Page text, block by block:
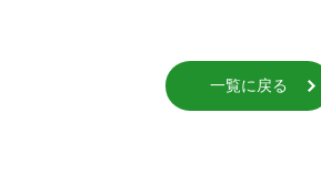
一覧に戻る